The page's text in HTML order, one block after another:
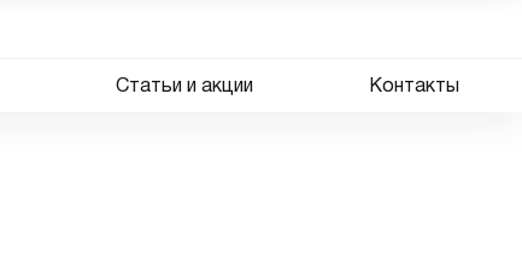
Статьи и акции Контакты